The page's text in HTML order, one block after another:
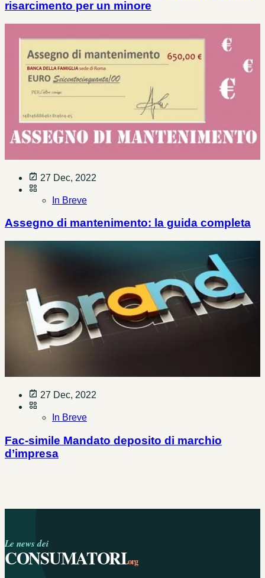
risarcimento per un minore
27 Dec, 2022
In Breve
Assegno di mantenimento: la guida completa
27 Dec, 2022
In Breve
Fac-simile Mandato deposito di marchio
d’impresa
Le news dei
CONSUMATORI.org